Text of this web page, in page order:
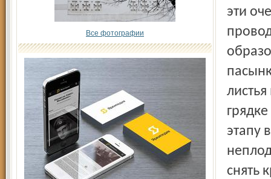
Все фотографии
эти
этапу
снять